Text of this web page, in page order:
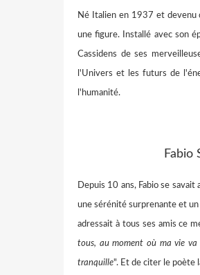
Né Italien en 1937 et devenu
une figure. Installé avec son
Cassidens de ses
l'Univers et les futurs de
l'humanité.
Fabio
Depuis 10 ans, Fabio se
une sérénité surprenante et
adressait à tous ses amis ce
tous, au moment où ma vie va
tranquille". Et de citer le poète